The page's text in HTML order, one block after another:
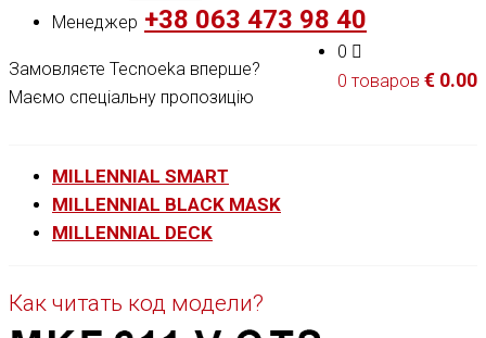
Менеджер +38 063 473 98 40
0
0 товаров € 0.00
Замовляєте Tecnoeka вперше?
Маємо спеціальну пропозицію
MILLENNIAL SMART
MILLENNIAL BLACK MASK
MILLENNIAL DECK
Как читать код модели?